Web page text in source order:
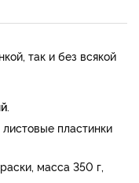
так и без всякой
.
пластинки
масса 350 г,